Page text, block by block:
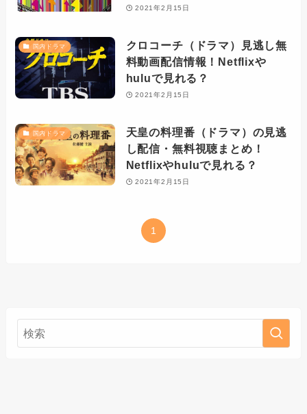
2021年2月15日
国内ドラマ
クロコーチ（ドラマ）見逃し無
料動画配信情報！Netflixや
huluで見れる？
2021年2月15日
国内ドラマ
天皇の料理番（ドラマ）の見逃
し配信・無料視聴まとめ！
Netflixやhuluで見れる？
2021年2月15日
1